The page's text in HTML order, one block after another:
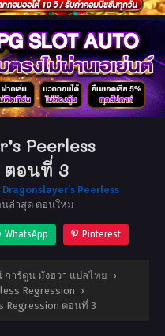
Peerless
ตอนที่ 3
Dragonslayer’s Peerless
นล่าสุด ตอนใหม่
WhatsApp Pinterest
การ์ตูน มังฮวา แปลไทย ›
Regression ›
Regression ตอนที่ 3